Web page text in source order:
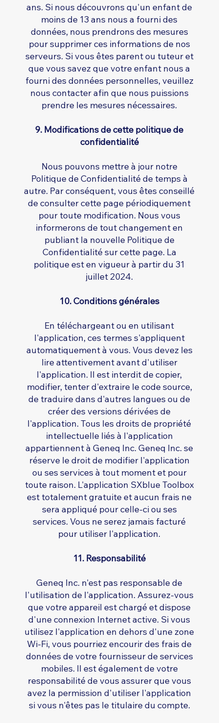
ans. Si nous découvrons qu'un enfant de
moins de 13 ans nous a fourni des
données, nous prendrons des mesures
pour supprimer ces informations de nos
serveurs. Si vous êtes parent ou tuteur et
que vous savez que votre enfant nous a
fourni des données personnelles, veuillez
nous contacter afin que nous puissions
prendre les mesures nécessaires.
9. Modifications de cette politique de
confidentialité
Nous pouvons mettre à jour notre
Politique de Confidentialité de temps à
autre. Par conséquent, vous êtes conseillé
de consulter cette page périodiquement
pour toute modification. Nous vous
informerons de tout changement en
publiant la nouvelle Politique de
Confidentialité sur cette page. La
politique est en vigueur à partir du 31
juillet 2024.
10. Conditions générales
En téléchargeant ou en utilisant
l'application, ces termes s'appliquent
automatiquement à vous. Vous devez les
lire attentivement avant d'utiliser
l'application. Il est interdit de copier,
modifier, tenter d'extraire le code source,
de traduire dans d'autres langues ou de
créer des versions dérivées de
l'application. Tous les droits de propriété
intellectuelle liés à l'application
appartiennent à Geneq Inc. Geneq Inc. se
réserve le droit de modifier l'application
ou ses services à tout moment et pour
toute raison. L'application SXblue Toolbox
est totalement gratuite et aucun frais ne
sera appliqué pour celle-ci ou ses
services. Vous ne serez jamais facturé
pour utiliser l'application.
11. Responsabilité
Geneq Inc. n'est pas responsable de
l'utilisation de l'application. Assurez-vous
que votre appareil est chargé et dispose
d'une connexion Internet active. Si vous
utilisez l'application en dehors d'une zone
Wi-Fi, vous pourriez encourir des frais de
données de votre fournisseur de services
mobiles. Il est également de votre
responsabilité de vous assurer que vous
avez la permission d'utiliser l'application
si vous n'êtes pas le titulaire du compte.